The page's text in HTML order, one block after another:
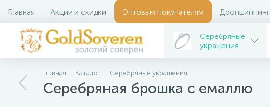
Главная Акции и скидки Оптовым покупателям Дропшиппинг
Серебряные
украшения
Главная Каталог Серебряные украшения
Серебряная брошка с емаллю